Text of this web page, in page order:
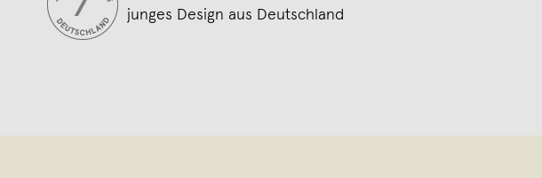
junges Design aus Deutschland